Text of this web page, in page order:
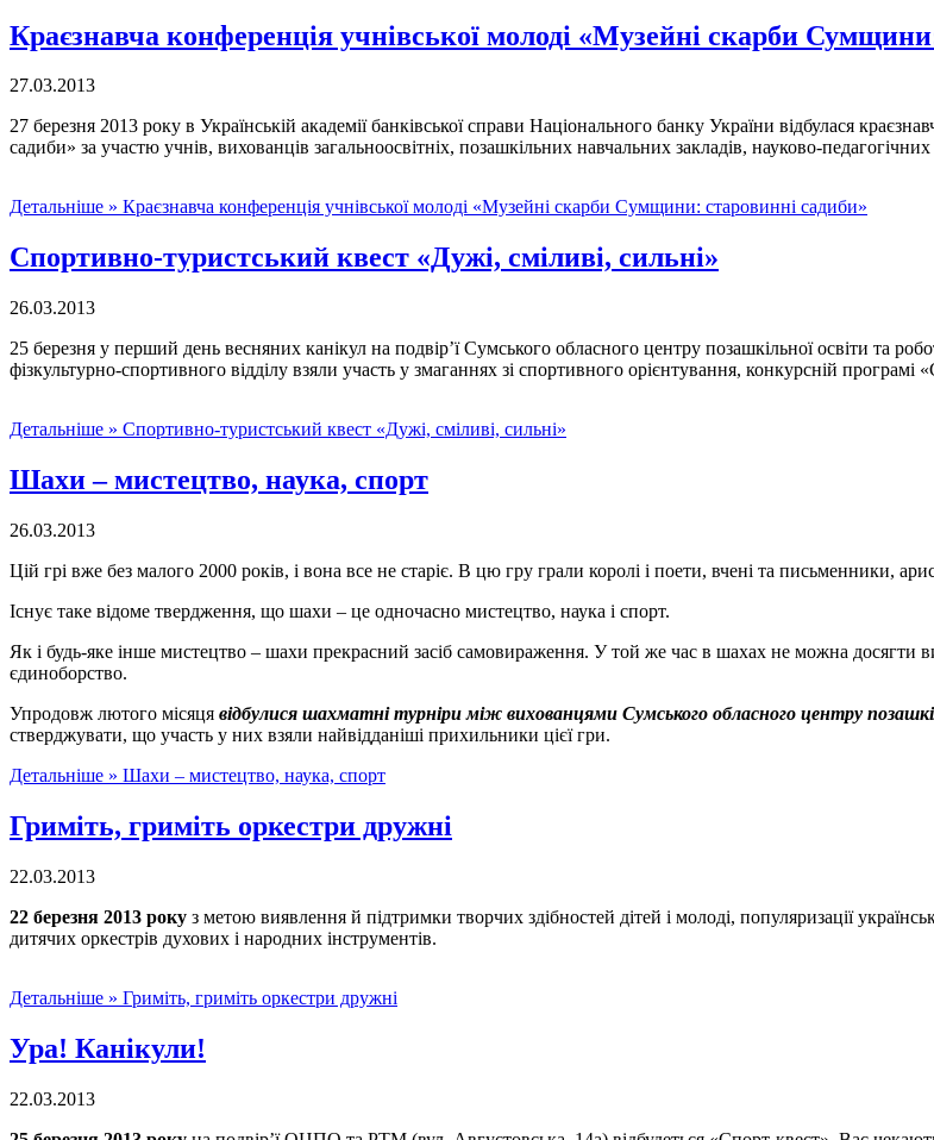
Краєзнавча конференція учнівської молоді «Музейні скарби
27.03.2013
27 березня 2013 року в Українській академії банківської справи Національного банку України відбулася
садиби» за участю учнів, вихованців загальноосвітніх, позашкільних навчальних закладів, науково-
Детальніше » Краєзнавча конференція учнівської молоді «Музейні скарби Сумщини: старовинні садиби»
Спортивно-туристський квест «Дужі, сміливі, сильні»
26.03.2013
25 березня у перший день весняних канікул на подвір’ї Сумського обласного центру позашкільної освіти та
фізкультурно-спортивного відділу взяли участь у змаганнях зі спортивного орієнтування, конкурсній
Детальніше » Спортивно-туристський квест «Дужі, сміливі, сильні»
Шахи – мистецтво, наука, спорт
26.03.2013
Цій грі вже без малого 2000 років, і вона все не старіє. В цю гру грали королі і поети, вчені та письменники,
Існує таке відоме твердження, що шахи – це одночасно мистецтво, наука і спорт.
Як і будь-яке інше мистецтво – шахи прекрасний засіб самовираження. У той же час в шахах не можна досягти
єдиноборство.
Упродовж лютого місяця відбулися шахматні турніри між вихованцями Сумського обласного центру
стверджувати, що участь у них взяли найвідданіші прихильники цієї гри.
Детальніше » Шахи – мистецтво, наука, спорт
Гриміть, гриміть оркестри дружні
22.03.2013
22 березня 2013 року з метою виявлення й підтримки творчих здібностей дітей і молоді, популяризації
дитячих оркестрів духових і народних інструментів.
Детальніше » Гриміть, гриміть оркестри дружні
Ура! Канікули!
22.03.2013